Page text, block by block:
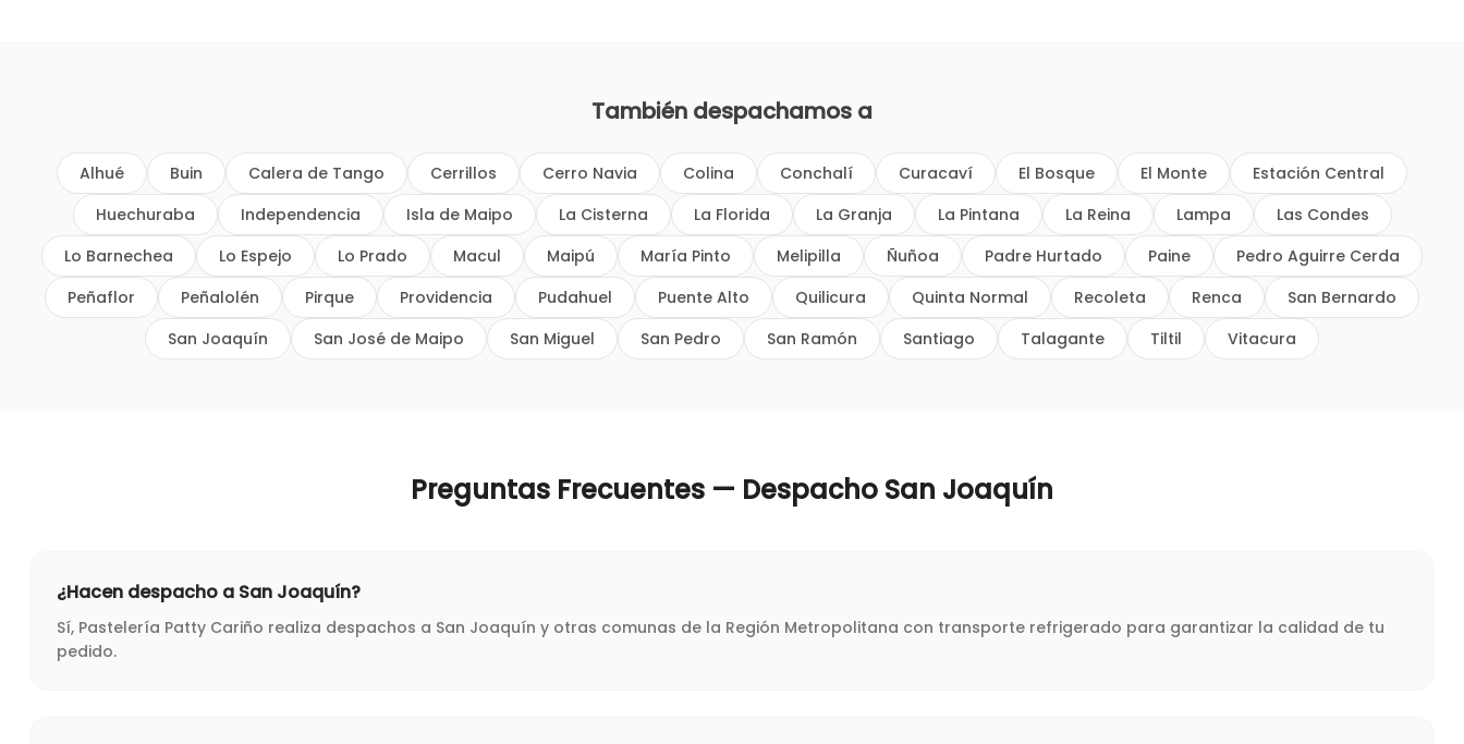
También despachamos a
Alhué Buin Calera de Tango Cerrillos Cerro Navia Colina Conchalí Curacaví El Bosque El Monte
Estación Central
Huechuraba
Independencia Isla de Maipo La Cisterna La Florida La Granja La Pintana La Reina Lampa
Las Condes
Lo Barnechea
Lo Espejo Lo Prado Macul Maipú María Pinto Melipilla Ñuñoa Padre Hurtado Paine
Pedro Aguirre Cerda
Peñaflor
Peñalolén Pirque Providencia Pudahuel Puente Alto Quilicura Quinta Normal Recoleta Renca
San Bernardo
San Joaquín
San José de Maipo San Miguel San Pedro San Ramón Santiago Talagante Tiltil Vitacura
Preguntas Frecuentes — Despacho San Joaquín
¿Hacen despacho a San Joaquín?
Sí, Pastelería Patty Cariño realiza despachos a San Joaquín y otras comunas de la Región Metropolitana con transporte refrigerado para garantizar la calidad de tu
pedido.